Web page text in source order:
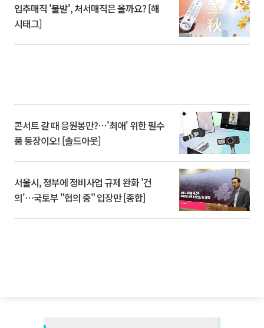
입추매직 '불발', 처서매직은 올까요? [해
시태그]
콘서트 갈 때 응원봉만?⋯'최애' 위한 필수
품 등장이오! [솔드아웃]
서울시, 정부에 정비사업 규제 완화 '건
의'⋯국토부 "협의 중" 입장만 [종합]